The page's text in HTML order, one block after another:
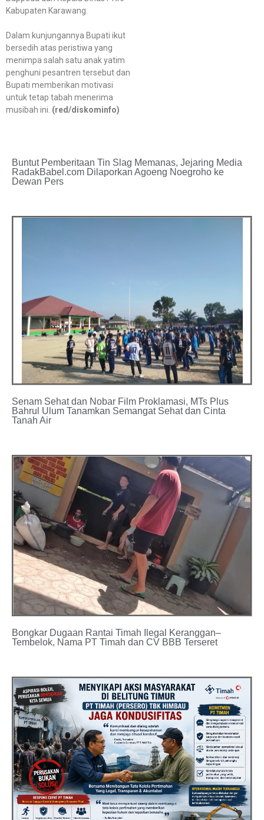
Kabupaten Karawang.
Dalam kunjungannya Bupati ikut
bersedih atas peristiwa yang
menimpa salah satu anak yatim
penghuni pesantren tersebut dan
Bupati memberikan motivasi
untuk tetap tabah menerima
musibah ini. (red/diskominfo)
Buntut Pemberitaan Tin Slag Memanas, Jejaring Media
RadakBabel.com Dilaporkan Agoeng Noegroho ke
Dewan Pers
Senam Sehat dan Nobar Film Proklamasi, MTs Plus
Bahrul Ulum Tanamkan Semangat Sehat dan Cinta
Tanah Air
Bongkar Dugaan Rantai Timah Ilegal Keranggan–
Tembelok, Nama PT Timah dan CV BBB Terseret